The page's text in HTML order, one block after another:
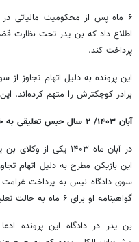
۶ ماه پس از محکومیت مالیاتی
پرداخت کند.
برادر کوچکترش را متهم کرده‌اند.
آبان ۱۴۰۳/ ۲ سال حبس تعلیقی به خاطر تجاوز!
این بازیکن مطرح به دلیل اتهام
گواهینامه او برای ۶ ماه به حالت تعلیق درآمد.
بن یدر در دادگاه این پرونده